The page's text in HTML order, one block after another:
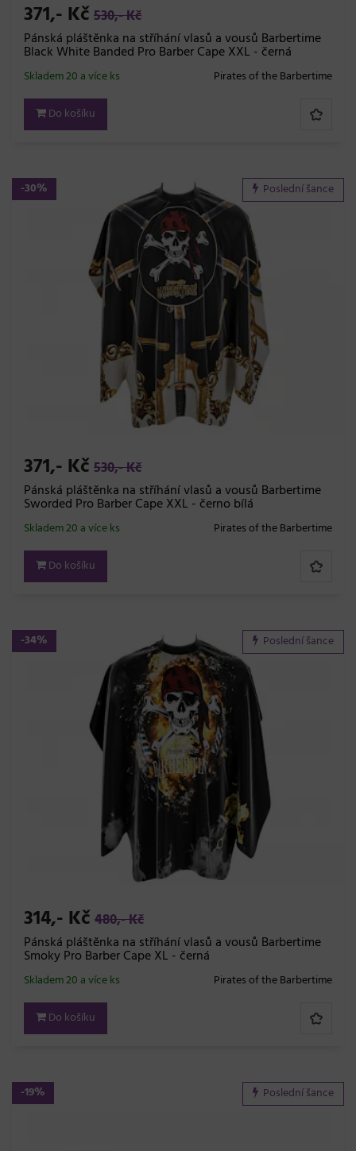
371,- Kč 530,- Kč
Pánská pláštěnka na stříhání vlasů a vousů Barbertime
Black White Banded Pro Barber Cape XXL - černá
Pirates of the Barbertime
Skladem 20 a více ks
Do košíku
-30% Poslední šance
371,- Kč 530,- Kč
Pánská pláštěnka na stříhání vlasů a vousů Barbertime
Sworded Pro Barber Cape XXL - černo bílá
Pirates of the Barbertime
Skladem 20 a více ks
Do košíku
-34% Poslední šance
314,- Kč 480,- Kč
Pánská pláštěnka na stříhání vlasů a vousů Barbertime
Smoky Pro Barber Cape XL - černá
Pirates of the Barbertime
Skladem 20 a více ks
Do košíku
-19% Poslední šance